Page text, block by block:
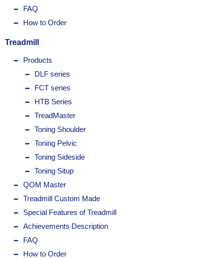
FAQ
How to Order
Treadmill
Products
DLF series
FCT series
HTB Series
TreadMaster
Toning Shoulder
Toning Pelvic
Toning Sideside
Toning Situp
QOM Master
Treadmill Custom Made
Special Features of Treadmill
Achievements Description
FAQ
How to Order